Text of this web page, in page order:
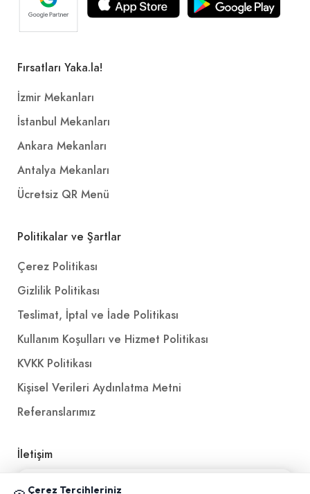
Fırsatları Yaka.la!
İzmir Mekanları
İstanbul Mekanları
Ankara Mekanları
Antalya Mekanları
Ücretsiz QR Menü
Politikalar ve Şartlar
Çerez Politikası
Gizlilik Politikası
Teslimat, İptal ve İade Politikası
Kullanım Koşulları ve Hizmet Politikası
KVKK Politikası
Kişisel Verileri Aydınlatma Metni
Referanslarımız
İletişim
E-Posta iletisim@yakalamac.com.tr
Çerez Tercihleriniz
📱 Mobil uygulamamızı keşfedin!